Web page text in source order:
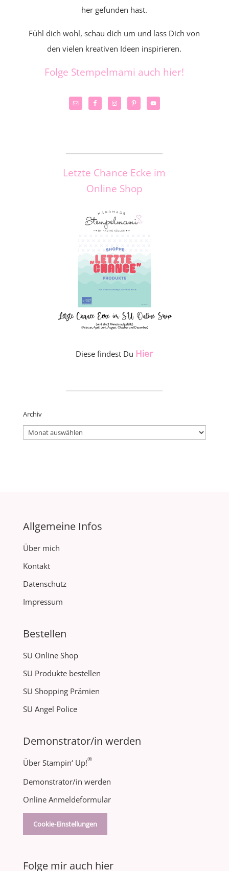
her gefunden hast.
Fühl dich wohl, schau dich um und lass Dich von
den vielen kreativen Ideen inspirieren.
Folge Stempelmami auch hier!
Letzte Chance Ecke im
Online Shop
Diese findest Du Hier
Archiv
Archiv
Allgemeine Infos
Über mich
Kontakt
Datenschutz
Impressum
Bestellen
SU Online Shop
SU Produkte bestellen
SU Shopping Prämien
SU Angel Police
Demonstrator/in werden
Über Stampin‘ Up!®
Demonstrator/in werden
Online Anmeldeformular
Cookie-Einstellungen
Folge mir auch hier